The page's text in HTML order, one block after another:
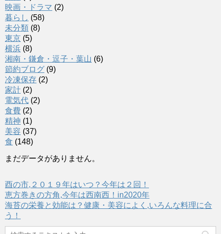
映画・ドラマ (2)
暮らし (58)
未分類 (8)
東京 (5)
横浜 (8)
湘南・鎌倉・逗子・葉山 (6)
節約ブログ (9)
冷凍保存 (2)
家計 (2)
電気代 (2)
食費 (2)
精神 (1)
美容 (37)
食 (148)
まだデータがありません。
酉の市,２０１９年はいつ？今年は２回！
恵方巻きの方角,今年は西南西！in2020年
海苔の栄養と効能は？健康・美容によく,いろんな料理に合
う！